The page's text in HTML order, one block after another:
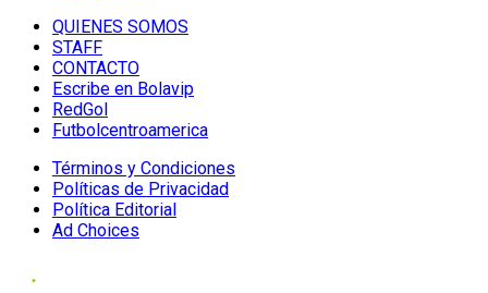
QUIENES SOMOS
STAFF
CONTACTO
Escribe en Bolavip
RedGol
Futbolcentroamerica
Términos y Condiciones
Políticas de Privacidad
Política Editorial
Ad Choices